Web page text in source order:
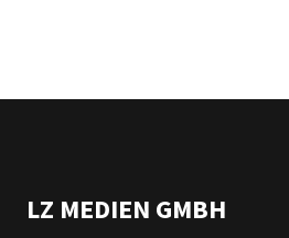
LZ MEDIEN GMBH